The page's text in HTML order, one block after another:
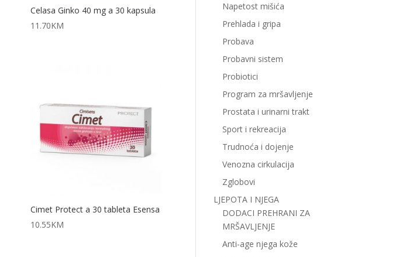
Celasa Ginko 40 mg a 30 kapsula
11.70KM
Cimet Protect a 30 tableta Esensa
10.55KM
Napetost mišića
Prehlada i gripa
Probava
Probavni sistem
Probiotici
Program za mršavljenje
Prostata i urinarni trakt
Sport i rekreacija
Trudnoća i dojenje
Venozna cirkulacija
Zglobovi
LJEPOTA I NJEGA
DODACI PREHRANI ZA
MRŠAVLJENJE
Anti-age njega kože